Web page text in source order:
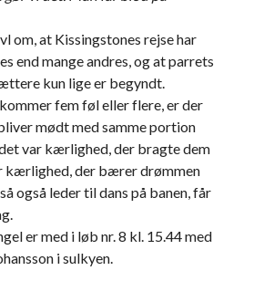
om, at Kissingstones rejse har
end mange andres, og at parrets
kun lige er begyndt.
fem føl eller flere, er der
mødt med samme portion
var kærlighed, der bragte dem
kærlighed, der bærer drømmen
også leder til dans på banen, får
er med i løb nr. 8 kl. 15.44 med
i sulkyen.